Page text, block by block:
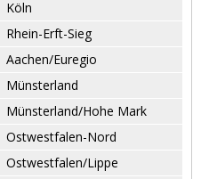
Köln
Rhein-Erft-Sieg
Aachen/Euregio
Münsterland
Münsterland/Hohe Mark
Ostwestfalen-Nord
Ostwestfalen/Lippe